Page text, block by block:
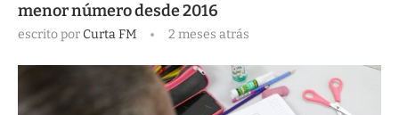
menor número desde 2016
escrito porCurta FM 2 meses atrás